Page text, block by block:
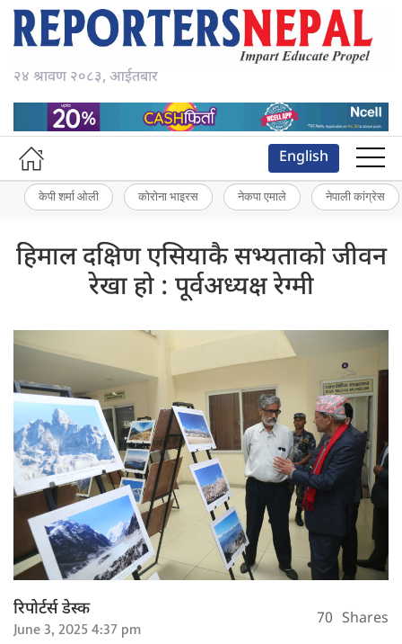
२४ श्रावण २०८३, आईतबार
English
केपी शर्मा ओली कोरोना भाइरस नेकपा एमाले नेपाली कांग्रेस
हिमाल दक्षिण एसियाकै सभ्यताको जीवन
रेखा हो : पूर्वअध्यक्ष रेग्मी
रिपोर्टर्स डेस्क
June 3, 2025 4:37 pm 70 Shares